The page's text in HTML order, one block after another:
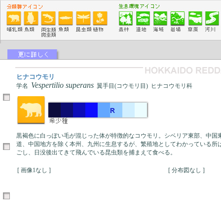
ヒナコウモリ
学名 Vespertilio superans 翼手目(コウモリ目) ヒナコウモリ科
黒褐色に白っぽい毛が混じった体が特徴的なコウモリ。シベリア東部、中国
道、中国地方を除く本州、九州に生息するが、繁殖地としてわかっている所
ごし、日没後出てきて飛んでいる昆虫類を捕まえて食べる。
[ 画像1なし ] [ 分布図なし ]